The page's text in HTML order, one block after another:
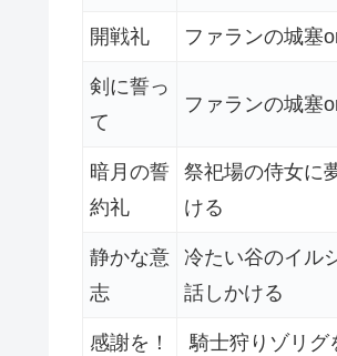
開戦礼 ファランの城塞
剣に誓っ
て
ファランの城塞
暗月の誓
約礼
祭祀場の侍女に
ける
静かな意
志
冷たい谷のイル
話しかける
感謝を！ 騎士狩りゾリグ